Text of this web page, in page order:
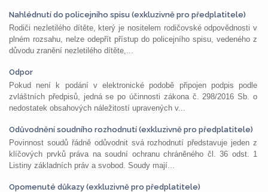
Nahlédnutí do policejního spisu (exkluzivně pro předplatitele)
Rodiči nezletilého dítěte, který je nositelem rodičovské odpovědnosti v
plném rozsahu, nelze odepřít přístup do policejního spisu, vedeného z
důvodu zranění nezletilého dítěte,...
Odpor
Pokud není k podání v elektronické podobě připojen podpis podle
zvláštních předpisů, jedná se po účinnosti zákona č. 298/2016 Sb. o
nedostatek obsahových náležitostí upravených v...
Odůvodnění soudního rozhodnutí (exkluzivně pro předplatitele)
Povinnost soudů řádně odůvodnit svá rozhodnutí představuje jeden z
klíčových prvků práva na soudní ochranu chráněného čl. 36 odst. 1
Listiny základních práv a svobod. Soudy mají...
Opomenuté důkazy (exkluzivně pro předplatitele)